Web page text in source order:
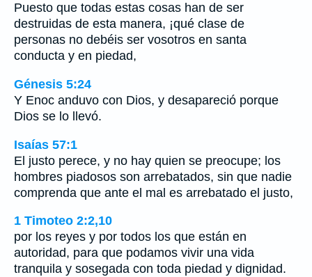
Puesto que todas estas cosas han de ser
destruidas de esta manera, ¡qué clase de
personas no debéis ser vosotros en santa
conducta y en piedad,
Génesis 5:24
Y Enoc anduvo con Dios, y desapareció porque
Dios se lo llevó.
Isaías 57:1
El justo perece, y no hay quien se preocupe; los
hombres piadosos son arrebatados, sin que nadie
comprenda que ante el mal es arrebatado el justo,
1 Timoteo 2:2,10
por los reyes y por todos los que están en
autoridad, para que podamos vivir una vida
tranquila y sosegada con toda piedad y dignidad.